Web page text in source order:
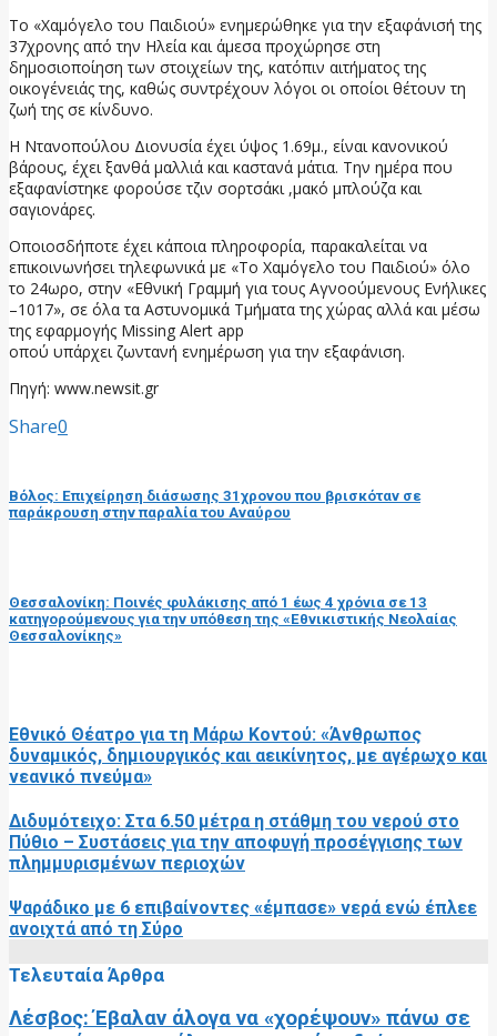
Το «Χαμόγελο του Παιδιού» ενημερώθηκε για την εξαφάνισή της
37χρονης από την Ηλεία και άμεσα προχώρησε στη
δημοσιοποίηση των στοιχείων της, κατόπιν αιτήματος της
οικογένειάς της, καθώς συντρέχουν λόγοι οι οποίοι θέτουν τη
ζωή της σε κίνδυνο.
Η Ντανοπούλου Διονυσία έχει ύψος 1.69μ., είναι κανονικού
βάρους, έχει ξανθά μαλλιά και καστανά μάτια. Την ημέρα που
εξαφανίστηκε φορούσε τζιν σορτσάκι ,μακό μπλούζα και
σαγιονάρες.
Οποιοσδήποτε έχει κάποια πληροφορία, παρακαλείται να
επικοινωνήσει τηλεφωνικά με «Το Χαμόγελο του Παιδιού» όλο
το 24ωρο, στην «Εθνική Γραμμή για τους Αγνοούμενους Ενήλικες
–1017», σε όλα τα Αστυνομικά Τμήματα της χώρας αλλά και μέσω
της εφαρμογής Missing Alert app
οπού υπάρχει ζωντανή ενημέρωση για την εξαφάνιση.
Πηγή: www.newsit.gr
Share0
Βόλος: Επιχείρηση διάσωσης 31χρονου που βρισκόταν σε
παράκρουση στην παραλία του Αναύρου
Θεσσαλονίκη: Ποινές φυλάκισης από 1 έως 4 χρόνια σε 13
κατηγορούμενους για την υπόθεση της «Εθνικιστικής Νεολαίας
Θεσσαλονίκης»
Εθνικό Θέατρο για τη Μάρω Κοντού: «Άνθρωπος
δυναμικός, δημιουργικός και αεικίνητος, με αγέρωχο και
νεανικό πνεύμα»
Διδυμότειχο: Στα 6.50 μέτρα η στάθμη του νερού στο
Πύθιο – Συστάσεις για την αποφυγή προσέγγισης των
πλημμυρισμένων περιοχών
Ψαράδικο με 6 επιβαίνοντες «έμπασε» νερά ενώ έπλεε
ανοιχτά από τη Σύρο
Τελευταία Άρθρα
Λέσβος: Έβαλαν άλογα να «χορέψουν» πάνω σε